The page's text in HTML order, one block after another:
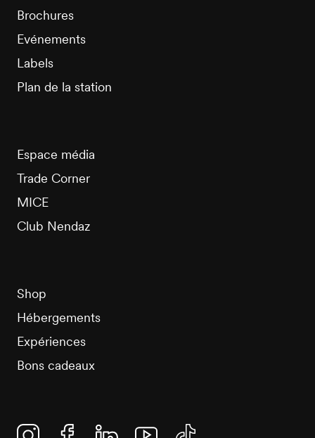
Brochures
Evénements
Labels
Plan de la station
Espace média
Trade Corner
MICE
Club Nendaz
Shop
Hébergements
Expériences
Bons cadeaux